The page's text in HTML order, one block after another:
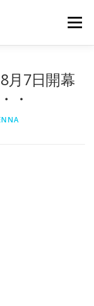
メニュー
月7日開幕
・